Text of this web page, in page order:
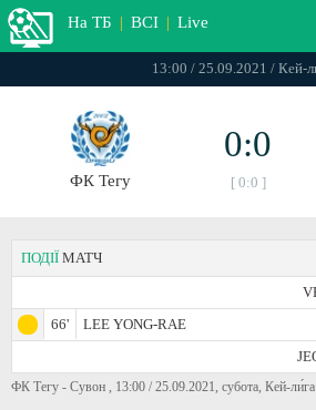
На ТБ | ВСІ | Live
13:00 / 25.09.2021 / Кей-
ФК Тегу
0:0
[ 0:0 ]
ПОДІЇ МАТЧ
66'
LEE YONG-RAE
ФК Тегу - Сувон , 13:00 / 25.09.2021, субота, Кей-ли́га